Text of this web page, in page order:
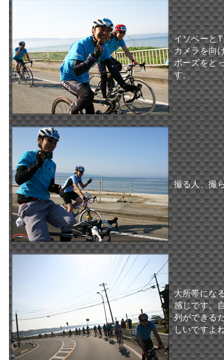
イソベーと
カメラを向
ポーズをと
す。
撮る人、撮
大所帯にな
感じです。
列ができる
しいですよ